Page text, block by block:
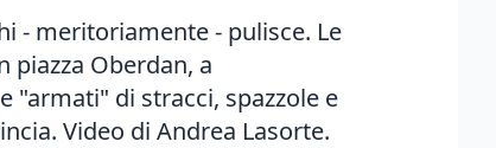
- meritoriamente - pulisce. Le
piazza Oberdan, a
"armati" di stracci, spazzole e
Video di Andrea Lasorte.